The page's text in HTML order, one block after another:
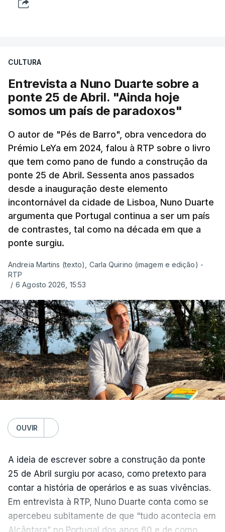
CULTURA
Entrevista a Nuno Duarte sobre a
ponte 25 de Abril. "Ainda hoje
somos um país de paradoxos"
O autor de "Pés de Barro", obra vencedora do
Prémio LeYa em 2024, falou à RTP sobre o livro
que tem como pano de fundo a construção da
ponte 25 de Abril. Sessenta anos passados
desde a inauguração deste elemento
incontornável da cidade de Lisboa, Nuno Duarte
argumenta que Portugal continua a ser um país
de contrastes, tal como na década em que a
ponte surgiu.
Andreia Martins (texto), Carla Quirino (imagem e edição) -
RTP
/ 6 Agosto 2026, 15:53
OUVIR
A ideia de escrever sobre a construção da ponte
25 de Abril surgiu por acaso, como pretexto para
contar a história de operários e as suas vivências.
Em entrevista à RTP, Nuno Duarte conta como se
apercebeu subitamente de que “tudo acontecia em